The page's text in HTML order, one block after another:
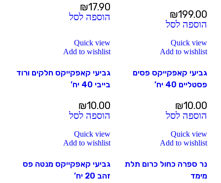
₪199.00
הוספה לסל
₪17.90
הוספה לסל
Quick view
Add to wishlist
גביעי קאפקייקס פסים
פסטליים 40 יח’
₪10.00
הוספה לסל
Quick view
Add to wishlist
גביעי קאפקייקס חלקים ורוד
בייבי 40 יח’
₪10.00
הוספה לסל
Quick view
Add to wishlist
נר ספרה כחול כרום תלת
מימד
Quick view
Add to wishlist
גביעי קאפקייקס מנטה פס
זהב 20 יח’